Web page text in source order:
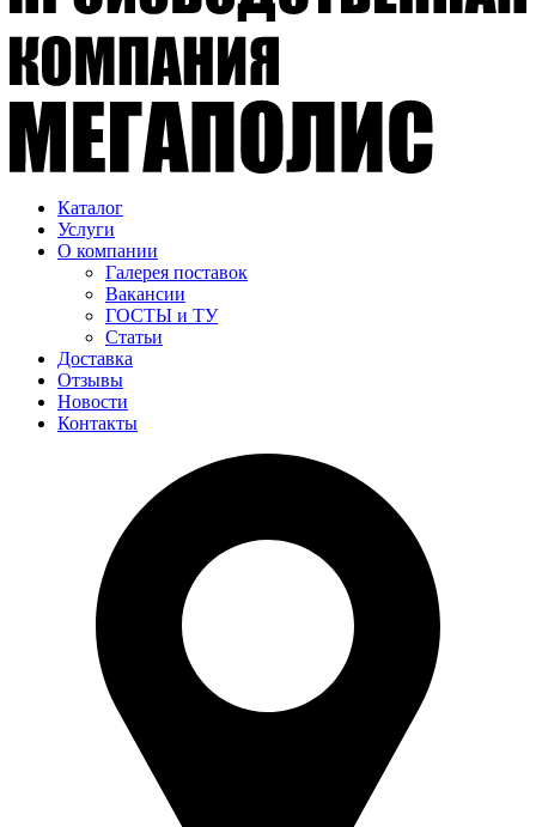
Каталог
Услуги
О компании
Галерея поставок
Вакансии
ГОСТЫ и ТУ
Статьи
Доставка
Отзывы
Новости
Контакты